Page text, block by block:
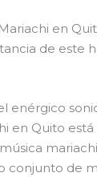
en
de este
enérgico
en Quito
conjunto de